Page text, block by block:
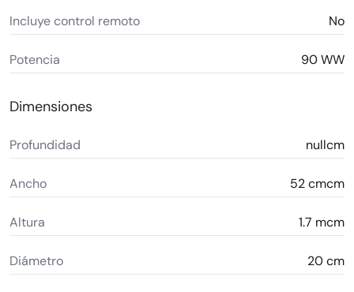
Incluye control remoto No
Potencia 90 WW
Dimensiones
Profundidad nullcm
Ancho 52 cmcm
Altura 1.7 mcm
Diámetro 20 cm